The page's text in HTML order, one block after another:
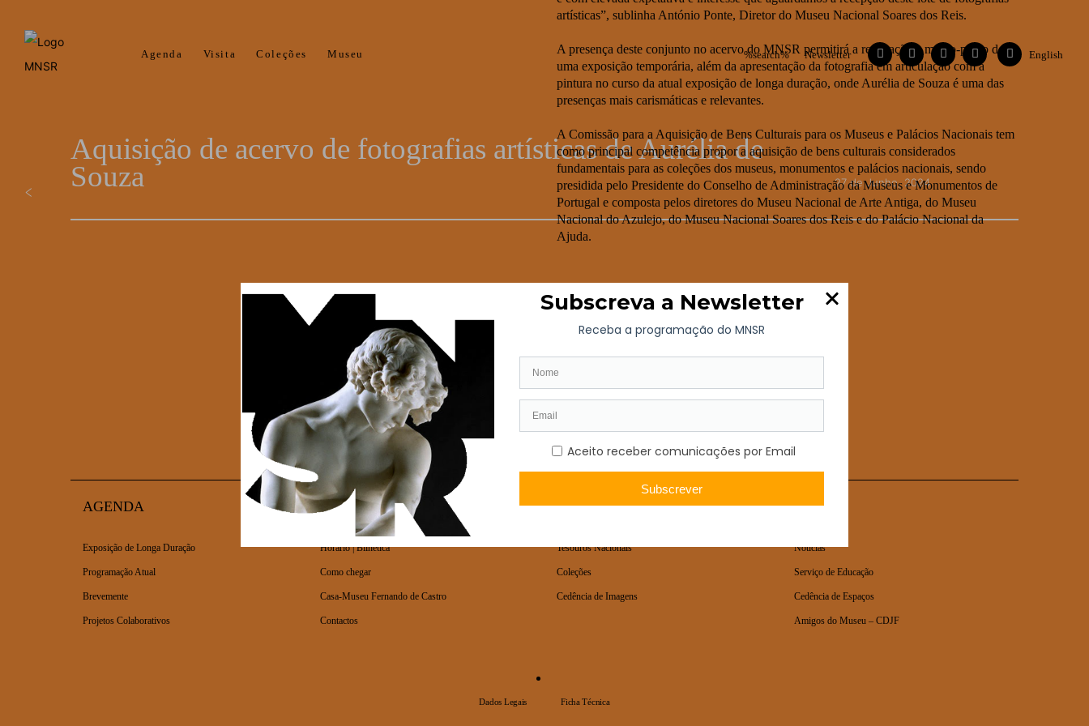
Agenda Visita Coleções Museu %search% Newsletter FacebookInstagramVimeo Flickr Contactos
English
Aquisição de acervo de fotografias artísticas de Aurélia de
Souza
27 de Junho, 2024
artísticas”, sublinha António Ponte, Diretor do Museu Nacional Soares dos Reis.
A presença deste conjunto no acervo do MNSR permitirá a realização a médio-prazo de
uma exposição temporária, além da apresentação da fotografia em articulação com a
pintura no curso da atual exposição de longa duração, onde Aurélia de Souza é uma das
presenças mais carismáticas e relevantes.
A Comissão para a Aquisição de Bens Culturais para os Museus e Palácios Nacionais tem
como principal competência propor a aquisição de bens culturais considerados
fundamentais para as coleções dos museus, monumentos e palácios nacionais, sendo
presidida pelo Presidente do Conselho de Administração da Museus e Monumentos de
Portugal e composta pelos diretores do Museu Nacional de Arte Antiga, do Museu
Nacional do Azulejo, do Museu Nacional Soares dos Reis e do Palácio Nacional da
Ajuda.
AGENDA
Exposição de Longa Duração
Programação Atual
Brevemente
Projetos Colaborativos
VISITA
Horário | Bilhética
Como chegar
Casa-Museu Fernando de Castro
Contactos
COLEÇÕES
Tesouros Nacionais
Coleções
Cedência de Imagens
MUSEU
Notícias
Serviço de Educação
Cedência de Espaços
Amigos do Museu – CDJF
Dados Legais Ficha Técnica